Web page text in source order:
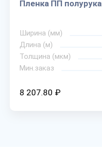
Пленка ПП
Ширина (мм)
Длина (м)
Толщина (мкм)
Мин.заказ
8 207.80 ₽